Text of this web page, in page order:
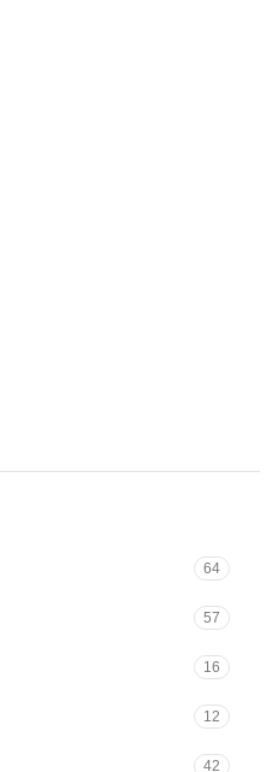
64
57
16
12
42